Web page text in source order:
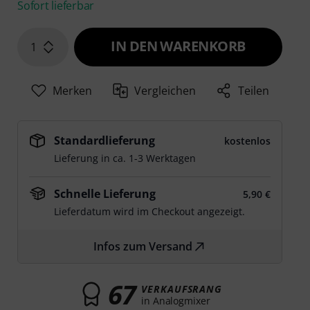
Sofort lieferbar
1 IN DEN WARENKORB
Merken Vergleichen Teilen
Standardlieferung
kostenlos
Lieferung in ca. 1-3 Werktagen
Schnelle Lieferung
5,90 €
Lieferdatum wird im Checkout angezeigt.
Infos zum Versand
67 VERKAUFSRANG
in Analogmixer